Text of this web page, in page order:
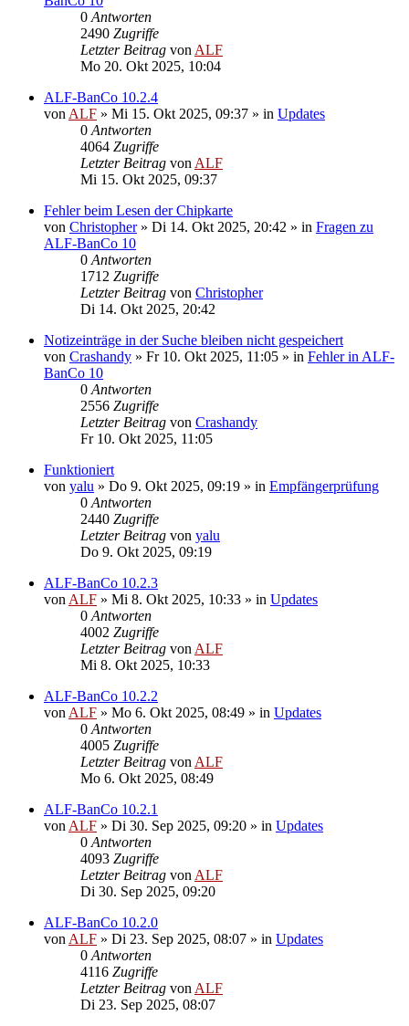
0 Antworten
2490 Zugriffe
Letzter Beitrag von ALF
Mo 20. Okt 2025, 10:04
ALF-BanCo 10.2.4
von ALF » Mi 15. Okt 2025, 09:37 » in Updates
0 Antworten
4064 Zugriffe
Letzter Beitrag von ALF
Mi 15. Okt 2025, 09:37
Fehler beim Lesen der Chipkarte
von Christopher» Di 14. Okt 2025, 20:42 » in Fragen zu
ALF-BanCo 10
0 Antworten
1712 Zugriffe
Letzter Beitrag von Christopher
Di 14. Okt 2025, 20:42
Notizeinträge in der Suche bleiben nicht gespeichert
von Crashandy » Fr 10. Okt 2025, 11:05 » in Fehler in ALF-
BanCo 10
0 Antworten
2556 Zugriffe
Letzter Beitrag von Crashandy
Fr 10. Okt 2025, 11:05
Funktioniert
von yalu » Do 9. Okt 2025, 09:19 » in Empfängerprüfung
0 Antworten
2440 Zugriffe
Letzter Beitrag von yalu
Do 9. Okt 2025, 09:19
ALF-BanCo 10.2.3
von ALF » Mi 8. Okt 2025, 10:33 » in Updates
0 Antworten
4002 Zugriffe
Letzter Beitrag von ALF
Mi 8. Okt 2025, 10:33
ALF-BanCo 10.2.2
von ALF » Mo 6. Okt 2025, 08:49 » in Updates
0 Antworten
4005 Zugriffe
Letzter Beitrag von ALF
Mo 6. Okt 2025, 08:49
ALF-BanCo 10.2.1
von ALF » Di 30. Sep 2025, 09:20 » in Updates
0 Antworten
4093 Zugriffe
Letzter Beitrag von ALF
Di 30. Sep 2025, 09:20
ALF-BanCo 10.2.0
von ALF » Di 23. Sep 2025, 08:07 » in Updates
0 Antworten
4116 Zugriffe
Letzter Beitrag von ALF
Di 23. Sep 2025, 08:07